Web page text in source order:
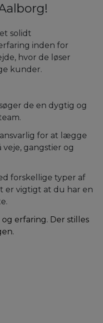
solidt
inden for
hvor de løser
kunder.
de en dygtig og
for at lægge
gangstier og
forskellige typer af
er vigtigt at du har en
erfaring. Der stilles